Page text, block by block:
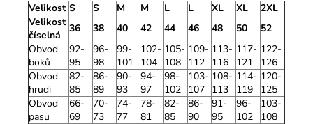
Velikost S S M M L L XL XL
2XL
Velikost
číselná
36 38 40 42 44 46 48 50
52
Obvod
boků
92-
95
96-
98
99-
101
102-
104
105-
108
109-
112
113-
116
117-
121
122-
126
Obvod
hrudi
82-
85
86-
89
90-
93
94-
97
98-
102
103-
107
108-
113
114-
119
120-
125
Obvod
pasu
66-
69
70-
73
74-
77
78-
81
82-
85
86-
90
91-
95
96-
102
103-
108